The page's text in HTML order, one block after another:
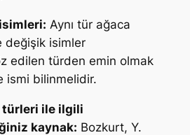
Aynı tür ağaca
değişik isimler
edilen türden emin olmak
ismi bilinmelidir.
türleri ile ilgili
kaynak: Bozkurt, Y.